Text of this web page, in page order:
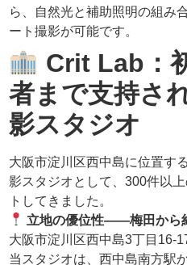
ら、自然光と補助照明の組み
ート撮影が可能です。
Crit Lab：
者まで支持さ
影スタジオ
大阪市淀川区西中島に位置す
影スタジオとして、300件以
トしてきました。
立地の優位性——梅田から
大阪市淀川区西中島3丁目16-
当スタジオは、西中島南方駅